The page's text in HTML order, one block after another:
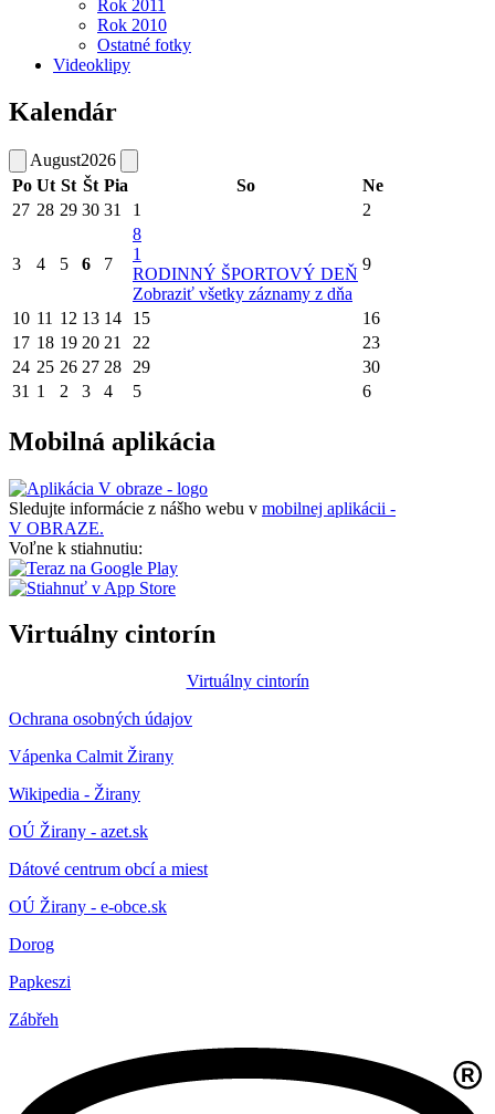
Rok 2011
Rok 2010
Ostatné fotky
Videoklipy
Kalendár
August2026
Po Ut St Št Pia So
Ne
27 28 29 30 31 1 2
3 4 5 6 7
8
1
RODINNÝ ŠPORTOVÝ DEŇ
Zobraziť všetky záznamy z dňa
9
10 11 12 13 14 15
16
17 18 19 20 21 22
23
24 25 26 27 28 29
30
31 1 2 3 4 5 6
Mobilná aplikácia
Sledujte informácie z nášho webu v mobilnej aplikácii -
V OBRAZE.
Voľne k stiahnutiu:
Virtuálny cintorín
Virtuálny cintorín
Ochrana osobných údajov
Vápenka Calmit Žirany
Wikipedia - Žirany
OÚ Žirany - azet.sk
Dátové centrum obcí a miest
OÚ Žirany - e-obce.sk
Dorog
Papkeszi
Zábřeh